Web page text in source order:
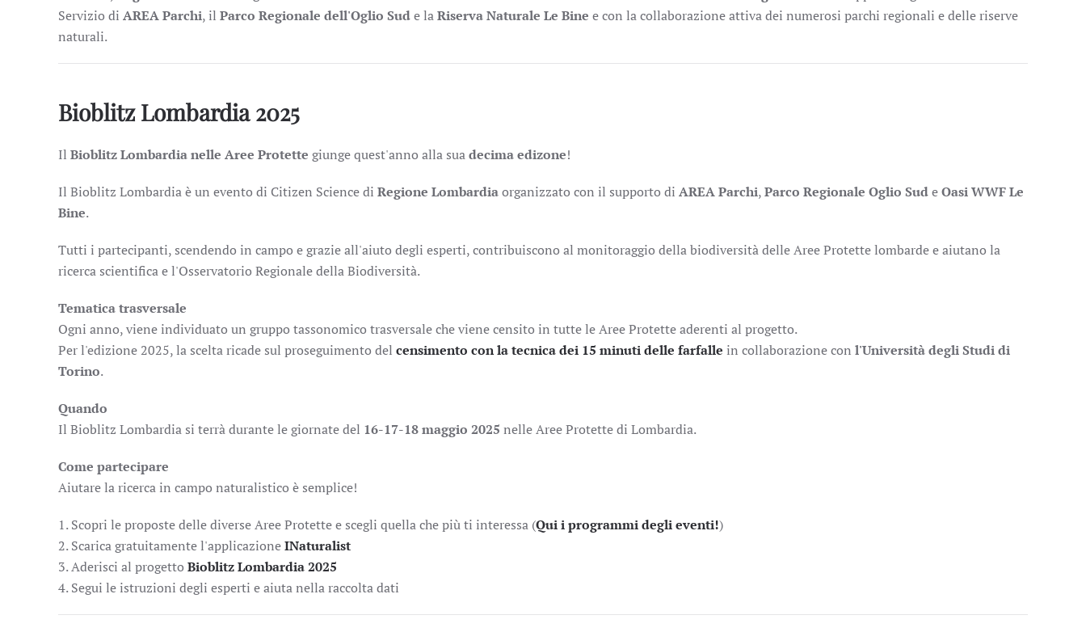
Servizio di AREA Parchi, il Parco Regionale dell'Oglio Sude laRiserva Naturale Le Bine e con la collaborazione attiva dei numerosi parchi regionali e delle riserve
naturali.
Bioblitz Lombardia 2025
Il Bioblitz Lombardia nelle Aree Protette giunge quest'anno alla suadecima edizone!
Il Bioblitz Lombardia è un evento di Citizen Science di Regione Lombardiaorganizzato con il supporto di AREA Parchi,Parco Regionale Oglio SudeOasi WWF Le
Bine.
Tutti i partecipanti, scendendo in campo e grazie all'aiuto degli esperti, contribuiscono al monitoraggio della biodiversità delle Aree Protette lombarde e aiutano la
ricerca scientifica e l'Osservatorio Regionale della Biodiversità.
Tematica trasversale
Ogni anno, viene individuato un gruppo tassonomico trasversale che viene censito in tutte le Aree Protette aderenti al progetto.
Per l'edizione 2025, la scelta ricade sul proseguimento del censimento con la tecnica dei 15 minuti delle farfalle in collaborazione con l'Università degli Studi di
Torino.
Quando
Il Bioblitz Lombardia si terrà durante le giornate del 16-17-18 maggio 2025 nelle Aree Protette di Lombardia.
Come partecipare
Aiutare la ricerca in campo naturalistico è semplice!
1. Scopri le proposte delle diverse Aree Protette e scegli quella che più ti interessa (Qui i programmi degli eventi!)
2. Scarica gratuitamente l'applicazioneINaturalist
3. Aderisci al progetto Bioblitz Lombardia 2025
4. Segui le istruzioni degli esperti e aiuta nella raccolta dati